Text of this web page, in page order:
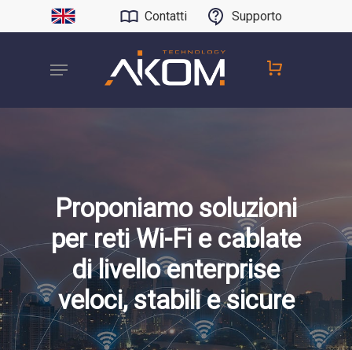
Contatti Supporto
Proponiamo soluzioni
per reti Wi-Fi e cablate
di livello enterprise
veloci, stabili e sicure